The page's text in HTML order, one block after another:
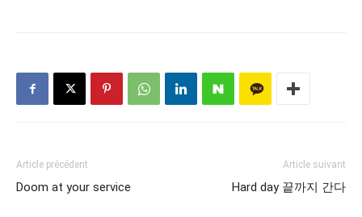
Article précédent
Doom at your service
Article suivant
Hard day 끝까지 간다